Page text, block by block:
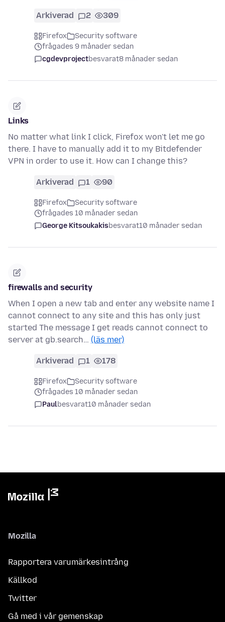
Arkiverad 2 309
Firefox
Security software
frågades 9 månader sedan
cgdevprojectbesvarat8 månader sedan
Links
No matter what link I click, Firefox won't let me go
there. I have to manually add it to my Bitdefender
VPN in order to use it. How can I change this?
Arkiverad 1 90
Firefox
Security software
frågades 10 månader sedan
George Kitsoukakisbesvarat10 månader sedan
firewalls and security
When I open a new tab and enter any website name I
cannot connect to any site and this has only just
started The message I get reads cannot connect to
server at gb.search… (läs mer)
Arkiverad 1 178
Firefox
Security software
frågades 10 månader sedan
Paulbesvarat10 månader sedan
Mozilla
Rapportera varumärkesintrång
Källkod
Twitter
Gå med i vår gemenskap